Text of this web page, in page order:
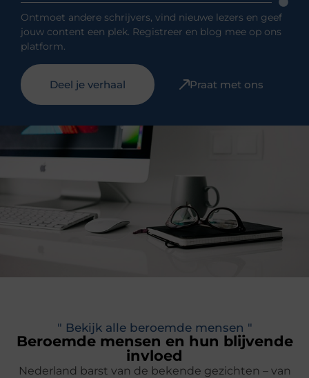
Ontmoet andere schrijvers, vind nieuwe lezers en geef
jouw content een plek. Registreer en blog mee op ons
platform.
Deel je verhaal Praat met ons
" Bekijk alle beroemde mensen "
Beroemde mensen en hun blijvende
invloed
Nederland barst van de bekende gezichten – van